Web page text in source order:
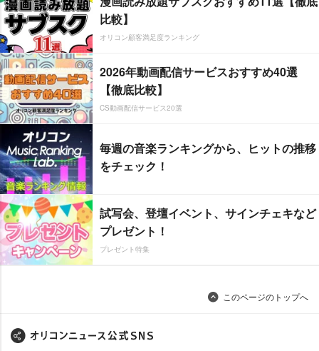
比較】
オリコン顧客満足度ランキング
2026年動画配信サービスおすすめ40選
【徹底比較】
CS動画配信サービス20選
毎週の音楽ランキングから、ヒットの推移
をチェック！
試写会、登壇イベント、サインチェキなど
プレゼント！
プレゼント特集
このページのトップへ